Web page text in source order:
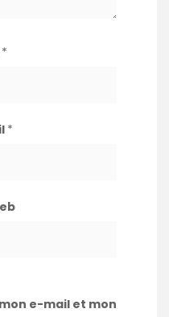
*
*
e-mail et mon